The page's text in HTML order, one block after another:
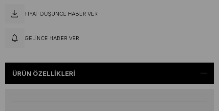
FIYAT DÜŞÜNCE HABER VER
GELINCE HABER VER
ÜRÜN ÖZELLIKLERI